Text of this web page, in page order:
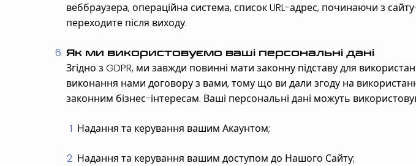
веббраузера, операційна система, список URL-адрес, починаючи з
переходите після виходу.
Як ми використовуємо ваші персональні дані
Згідно з GDPR, ми завжди повинні мати законну підставу для
виконання нами договору з вами, тому що ви дали згоду на
законним бізнес-інтересам. Ваші персональні дані можуть
Надання та керування вашим Акаунтом;
Надання та керування вашим доступом до Нашого Сайту;